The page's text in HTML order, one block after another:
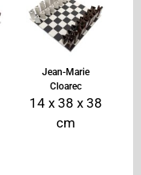
Jean-Marie
Cloarec
14 x 38 x 38
cm